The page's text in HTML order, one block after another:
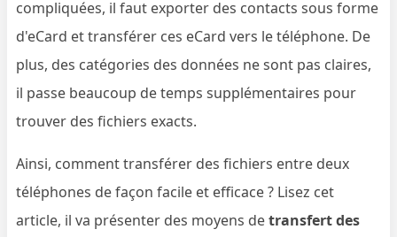
compliquées, il faut exporter des contacts sous forme
d'eCard et transférer ces eCard vers le téléphone. De
plus, des catégories des données ne sont pas claires,
il passe beaucoup de temps supplémentaires pour
trouver des fichiers exacts.
Ainsi, comment transférer des fichiers entre deux
téléphones de façon facile et efficace ? Lisez cet
article, il va présenter des moyens detransfert des